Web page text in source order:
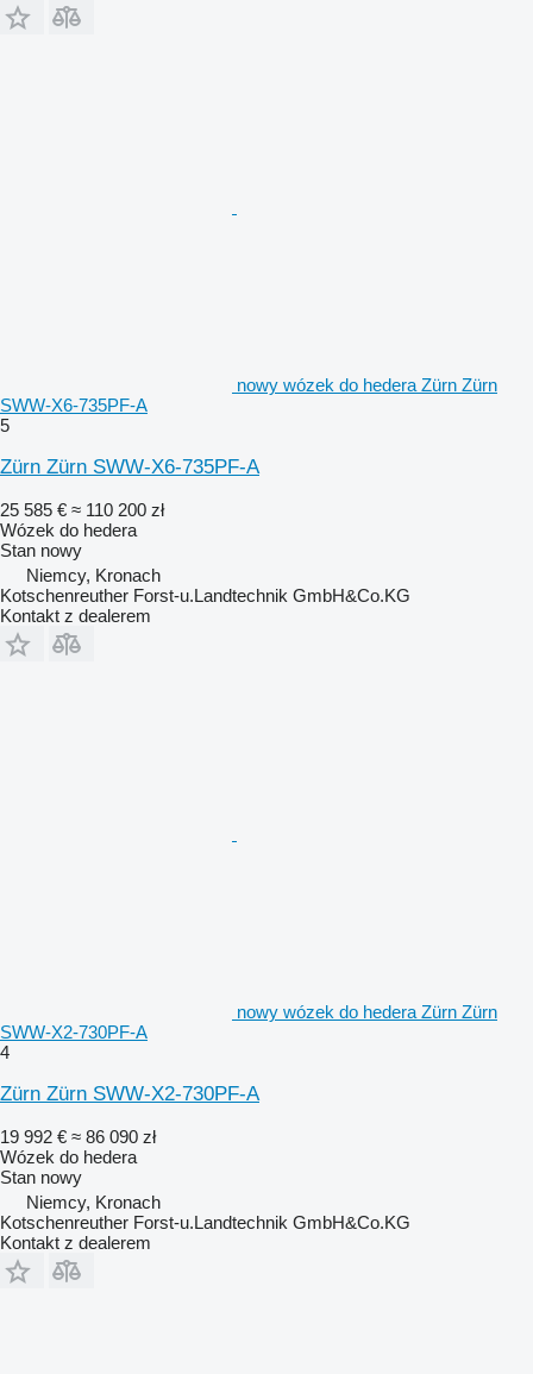
nowy wózek do hedera Zürn Zürn
SWW-X6-735PF-A
5
Zürn Zürn SWW-X6-735PF-A
25 585 € ≈ 110 200 zł
Wózek do hedera
Stan nowy
Niemcy, Kronach
Kotschenreuther Forst-u.Landtechnik GmbH&Co.KG
Kontakt z dealerem
nowy wózek do hedera Zürn Zürn
SWW-X2-730PF-A
4
Zürn Zürn SWW-X2-730PF-A
19 992 € ≈ 86 090 zł
Wózek do hedera
Stan nowy
Niemcy, Kronach
Kotschenreuther Forst-u.Landtechnik GmbH&Co.KG
Kontakt z dealerem